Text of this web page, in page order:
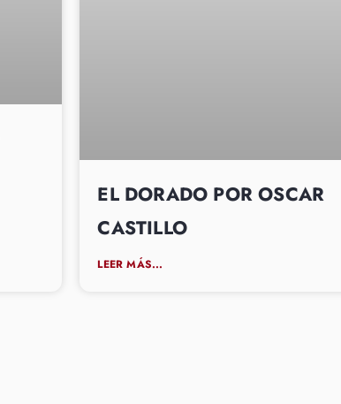
EL DORADO POR OSCAR
CASTILLO
LEER MÁS...